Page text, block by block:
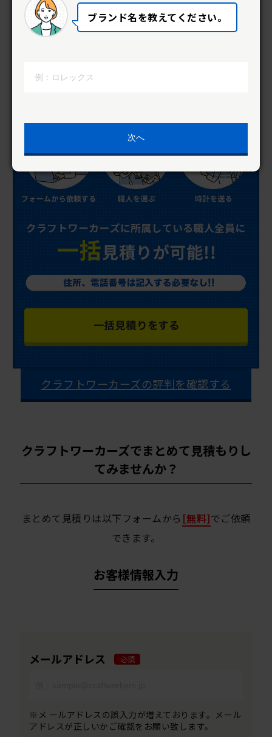
クラフトワーカーズの評判を確認する
クラフトワーカーズでまとめて見積もりし
てみませんか？
まとめて見積りは以下フォームから [無料]でご依頼
できます。
お客様情報入力
メールアドレス 必須
※メ ールアドレスの誤入力が増えております。メール
アドレスが正しいかご確認をお願い致します。
ブランド名を教えてください。
次へ